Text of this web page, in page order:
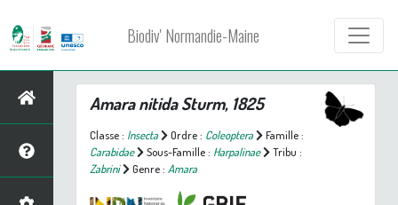
Biodiv' Normandie-Maine
Amara nitidaSturm, 1825
Classe : Insecta Ordre : Coleoptera
Famille :
Carabidae
Sous-Famille : Harpalinae
Tribu :
Zabrini
Genre : Amara